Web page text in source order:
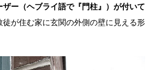
ザー（ヘブライ語で『門柱』）が付いて
徒が住む家に玄関の外側の壁に見える形